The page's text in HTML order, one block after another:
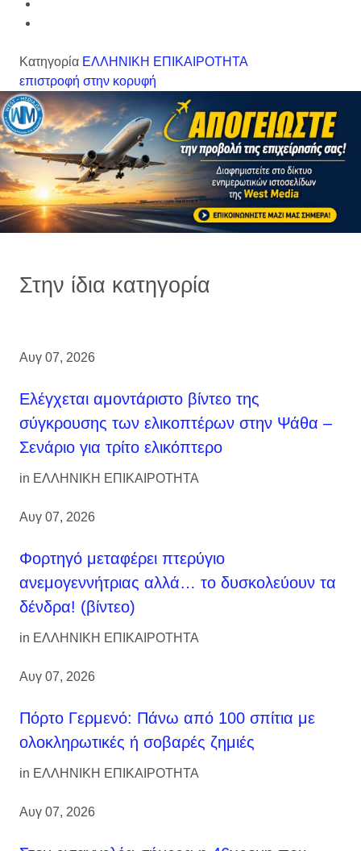
Κατηγορία ΕΛΛΗΝΙΚΗ ΕΠΙΚΑΙΡΟΤΗΤΑ
επιστροφή στην κορυφή
Στην ίδια κατηγορία
Αυγ 07, 2026
Ελέγχεται αμοντάριστο βίντεο της
σύγκρουσης των ελικοπτέρων στην Ψάθα –
Σενάριο για τρίτο ελικόπτερο
in ΕΛΛΗΝΙΚΗ ΕΠΙΚΑΙΡΟΤΗΤΑ
Αυγ 07, 2026
Φορτηγό μεταφέρει πτερύγιο
ανεμογεννήτριας αλλά… το δυσκολεύουν τα
δένδρα! (βίντεο)
in ΕΛΛΗΝΙΚΗ ΕΠΙΚΑΙΡΟΤΗΤΑ
Αυγ 07, 2026
Πόρτο Γερμενό: Πάνω από 100 σπίτια με
ολοκληρωτικές ή σοβαρές ζημιές
in ΕΛΛΗΝΙΚΗ ΕΠΙΚΑΙΡΟΤΗΤΑ
Αυγ 07, 2026